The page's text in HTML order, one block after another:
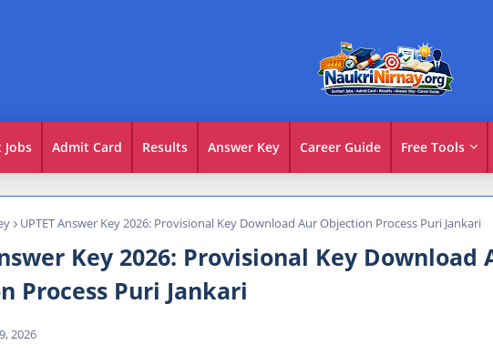
Jobs Admit Card Results Answer Key Career Guide Free Tools
UPTET Answer Key 2026: Provisional Key Download Aur Objection Process Puri Jankari
Key 2026: Provisional Key Download
Process Puri Jankari
2026